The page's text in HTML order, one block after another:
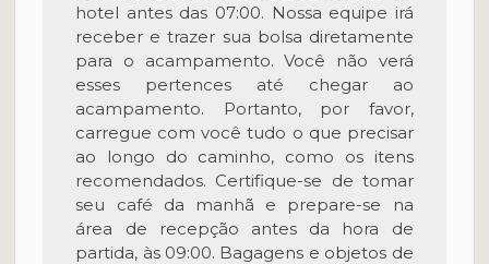
hotel antes das 07:00. Nossa equipe irá
receber e trazer sua bolsa diretamente
para o acampamento. Você não verá
esses pertences até chegar ao
acampamento. Portanto, por favor,
carregue com você tudo o que precisar
ao longo do caminho, como os itens
recomendados. Certifique-se de tomar
seu café da manhã e prepare-se na
área de recepção antes da hora de
partida, às 09:00. Bagagens e objetos de